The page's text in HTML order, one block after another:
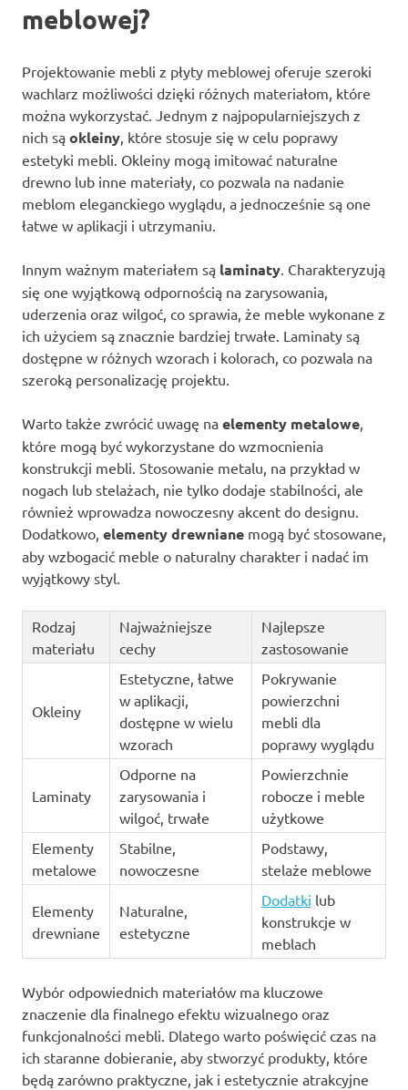
meblowej?
Projektowanie mebli z płyty meblowej oferuje szeroki
wachlarz możliwości dzięki różnych materiałom, które
można wykorzystać. Jednym z najpopularniejszych z
nich są okleiny , które stosuje się w celu poprawy
estetyki mebli. Okleiny mogą imitować naturalne
drewno lub inne materiały, co pozwala na nadanie
meblom eleganckiego wyglądu, a jednocześnie są one
łatwe w aplikacji i utrzymaniu.
Innym ważnym materiałem są laminaty . Charakteryzują
się one wyjątkową odpornością na zarysowania,
uderzenia oraz wilgoć, co sprawia, że meble wykonane z
ich użyciem są znacznie bardziej trwałe. Laminaty są
dostępne w różnych wzorach i kolorach, co pozwala na
szeroką personalizację projektu.
Warto także zwrócić uwagę na elementy metalowe
które mogą być wykorzystane do wzmocnienia
konstrukcji mebli. Stosowanie metalu, na przykład w
nogach lub stelażach, nie tylko dodaje stabilności, ale
również wprowadza nowoczesny akcent do designu.
Dodatkowo, elementy drewniane mogą być stosowane,
aby wzbogacić meble o naturalny charakter i nadać im
wyjątkowy styl.
Rodzaj
materiału
Najważniejsze
cechy
Najlepsze
zastosowanie
Okleiny
Estetyczne, łatwe
w aplikacji,
dostępne w wielu
wzorach
Pokrywanie
powierzchni
mebli dla
poprawy wyglądu
Laminaty
Odporne na
zarysowania i
wilgoć, trwałe
Powierzchnie
robocze i meble
użytkowe
Elementy
metalowe
Stabilne,
nowoczesne
Podstawy,
stelaże meblowe
Elementy
drewniane
Naturalne,
estetyczne
Dodatki lub
konstrukcje w
meblach
Wybór odpowiednich materiałów ma kluczowe
znaczenie dla finalnego efektu wizualnego oraz
funkcjonalności mebli. Dlatego warto poświęcić czas na
ich staranne dobieranie, aby stworzyć produkty, które
będą zarówno praktyczne, jak i estetycznie atrakcyjne